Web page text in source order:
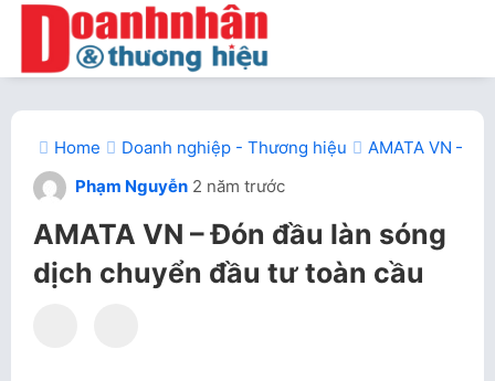
Home Doanh nghiệp - Thương hiệu
AMATA VN –
Phạm Nguyễn 2 năm trước
AMATA VN – Đón đầu làn sóng
dịch chuyển đầu tư toàn cầu